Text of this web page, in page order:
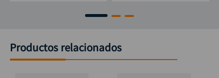
Productos relacionados